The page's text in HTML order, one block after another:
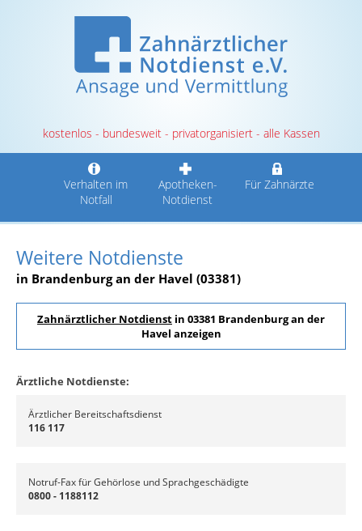
kostenlos - bundesweit - privatorganisiert - alle Kassen
Verhalten im
Notfall
Apotheken-
Notdienst
Für Zahnärzte
Weitere Notdienste
in Brandenburg an der Havel (03381)
Zahnärztlicher Notdienst in 03381 Brandenburg an der
Havel anzeigen
Ärztliche Notdienste:
Ärztlicher Bereitschaftsdienst
116 117
Notruf-Fax für Gehörlose und Sprachgeschädigte
0800 - 1188112